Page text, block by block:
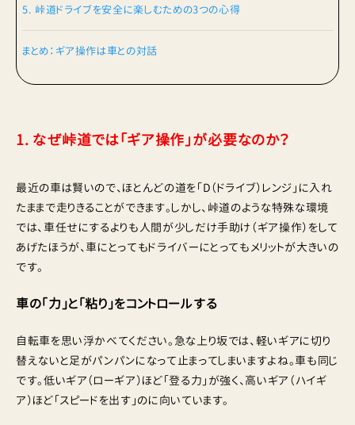
5. 峠道ドライブを安全に楽しむための3つの心得
まとめ：ギア操作は車との対話
1. なぜ峠道では「ギア操作」が必要なのか？
最近の車は賢いので、ほとんどの道を「D（ドライブ）レンジ」に入れ
たままで走りきることができます。しかし、峠道のような特殊な環境
では、車任せにするよりも人間が少しだけ手助け（ギア操作）をして
あげたほうが、車にとってもドライバーにとってもメリットが大きいの
です。
車の「力」と「粘り」をコントロールする
自転車を思い浮かべてください。急な上り坂では、軽いギアに切り
替えないと足がパンパンになって止まってしまいますよね。車も同じ
です。低いギア（ローギア）ほど「登る力」が強く、高いギア（ハイギ
ア）ほど「スピードを出す」のに向いています。